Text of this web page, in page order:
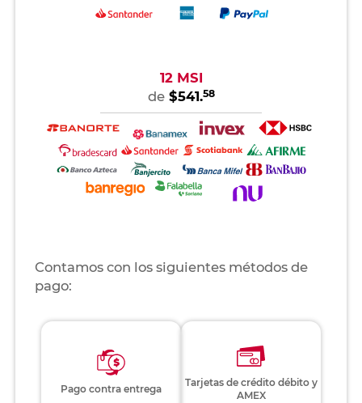
12 MSI
de $541.58
Contamos con los siguientes métodos de
pago:
Pago contra entrega
Tarjetas de crédito débito y
AMEX